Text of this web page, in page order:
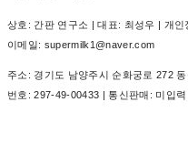
상호: 간판 연구소 | 대표: 최성우 | 개
이메일: supermilk1@naver.com
주소: 경기도 남양주시 순화궁로 272
번호:297-49-00433 | 통신판매: 미입력